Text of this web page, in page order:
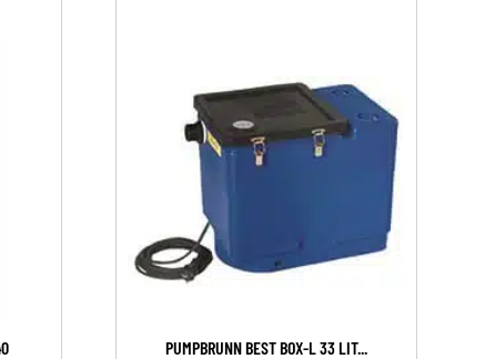
PUMPBRUNN BEST BOX-L 33 LIT...